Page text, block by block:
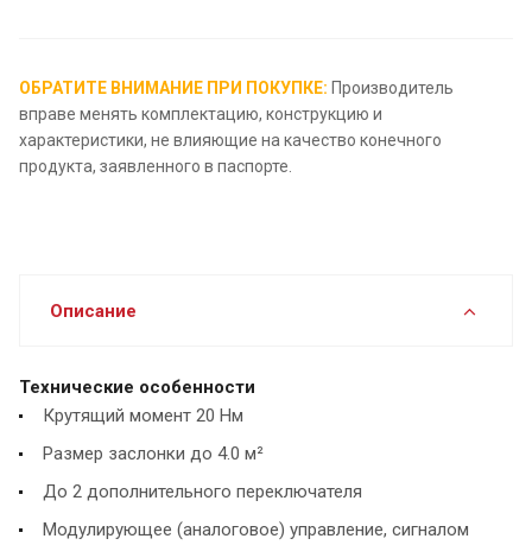
ОБРАТИТЕ ВНИМАНИЕ ПРИ ПОКУПКЕ: Производитель
вправе менять комплектацию, конструкцию и
характеристики, не влияющие на качество конечного
продукта, заявленного в паспорте.
Описание
Технические особенности
Крутящий момент 20 Нм
Размер заслонки до 4.0 м²
До 2 дополнительного переключателя
Модулирующее (аналоговое) управление, сигналом